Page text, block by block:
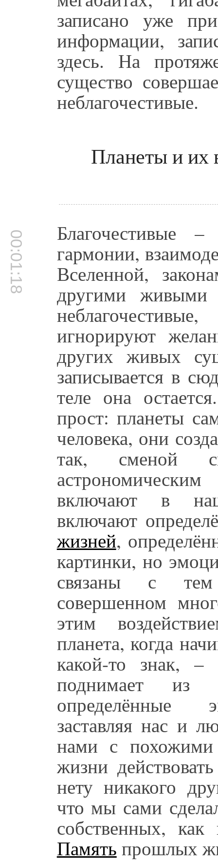
записано уже
информации,
здесь. На
существо
неблагочестивые.
Планеты и их
00:01:18 Благочестивые
гармонии,
Вселенной,
другими
игнорируют
других живых
записывается в
теле она
прост: планеты
человека, они
так, сменой
включают в
включают
жизней,
картинки, но
связаны с
совершенном
этим
планета, когда
какой-то знак, –
поднимает из
определённые
заставляя нас и
нами с похожими
жизни
нету никакого
что мы сами
собственных, как
Память прошлых